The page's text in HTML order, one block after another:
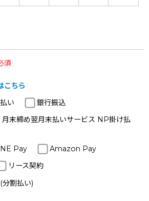
須
こちら
い
銀行振込
末締め翌月末払いサービス NP掛け払
Pay
Amazon Pay
リース契約
分割払い)